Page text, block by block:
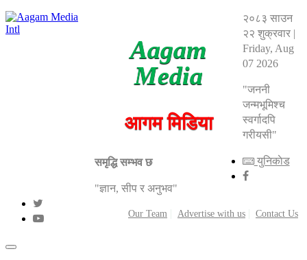
Aagam
Media
आगम मिडिया
समृद्धि सम्भव छ
"ज्ञान, सीप र अनुभव"
Our Team Advertise with us Contact Us
२०८३ साउन
२२ शुक्रवार|
Friday, Aug
07 2026
"जननी
जन्मभूमिश्च
स्वर्गादपि
गरीयसी"
युनिकाेड